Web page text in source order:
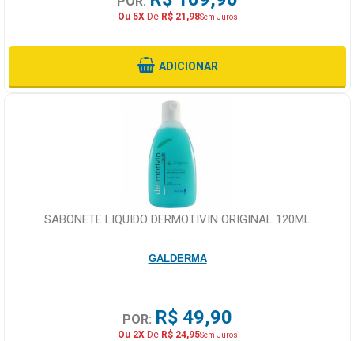
Ou 5XDe R$ 21,98Sem Juros
ADICIONAR
SABONETE LIQUIDO DERMOTIVIN ORIGINAL 120ML
GALDERMA
POR: R$ 49,90
Ou 2XDe R$ 24,95Sem Juros